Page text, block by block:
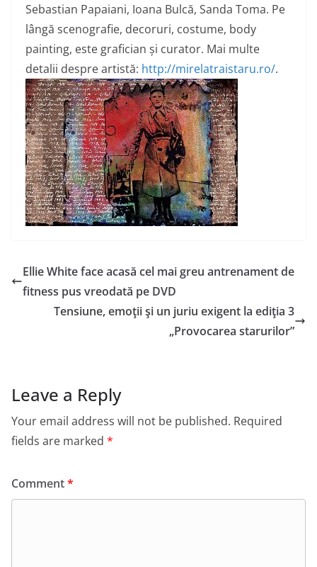
Sebastian Papaiani, Ioana Bulcă, Sanda Toma. Pe
lângă scenografie, decoruri, costume, body
painting, este grafician și curator. Mai multe
detalii despre artistă: http://mirelatraistaru.ro/.
Ellie White face acasă cel mai greu antrenament de
fitness pus vreodată pe DVD
Tensiune, emoţii şi un juriu exigent la ediţia 3
„Provocarea starurilor”
Leave a Reply
Your email address will not be published. Required
fields are marked *
Comment*